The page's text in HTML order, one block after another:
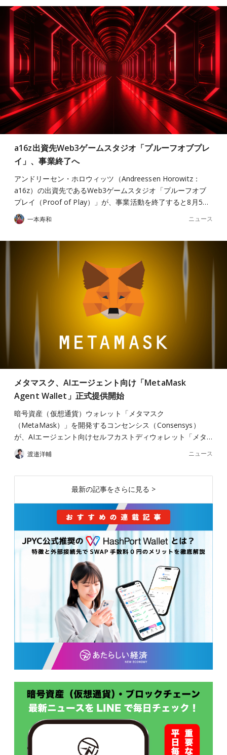
a16z出資先Web3ゲームスタジオ「プルーフオブプレ
イ」、事業終了へ
アンドリーセン・ホロウィッツ（Andreessen Horowitz：
a16z）の出資先であるWeb3ゲームスタジオ「プルーフオブ
プレイ（Proof of Play）」が、事業活動を終了すると8月5…
一本寿和 ニュース
メタマスク、AIエージェント向け「MetaMask
Agent Wallet」正式提供開始
暗号資産（仮想通貨）ウォレット「メタマスク
（MetaMask）」を開発するコンセンシス（Consensys）
が、AIエージェント向けセルフカストディウォレット「メタ…
渡邉洋輔 ニュース
最新の記事をさらに見る >